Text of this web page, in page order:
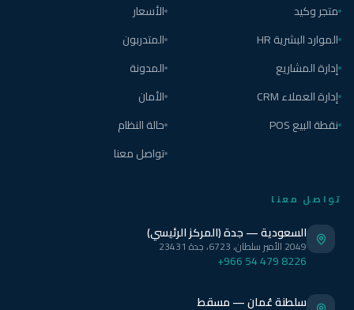
متجر وكيد
الموارد البشرية HR
إدارة المشاريع
إدارة العملاء CRM
نقطة البيع POS
الأسعار
المتدربون
المدونة
الأمان
حالة النظام
تواصل معنا
تواصل معنا
السعودية — جدة (المركز الرئيسي)
2049 الأمير سلطان، 6723، جدة 23431
+966 54 479 8226
سلطنة عُمان — مسقط